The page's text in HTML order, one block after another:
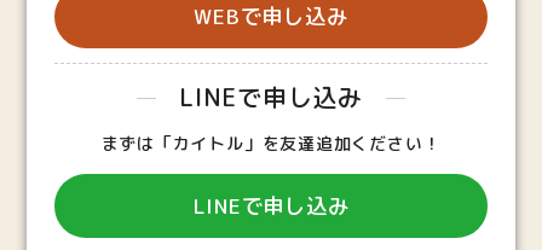
WEBで申し込み
LINEで申し込み
まずは「カイトル」を友達追加ください！
LINEで申し込み